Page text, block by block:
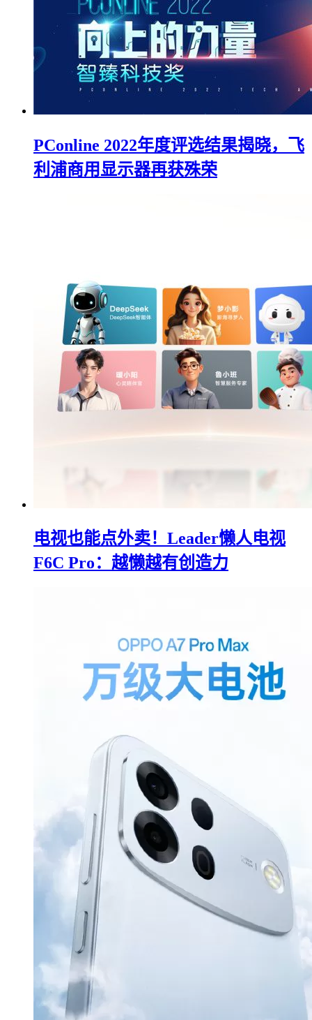
PConline 2022年度评选结果揭晓，飞
利浦商用显示器再获殊荣
电视也能点外卖！Leader懒人电视
F6C Pro：越懒越有创造力